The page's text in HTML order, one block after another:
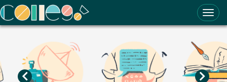
ColleGo! 大學選才與高中育才輔助系統